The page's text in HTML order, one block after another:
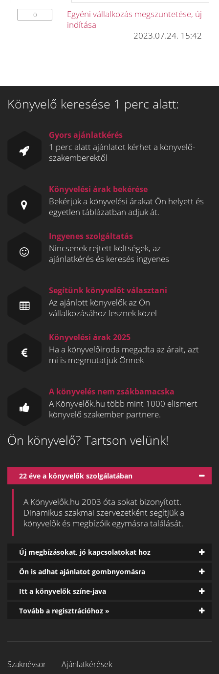
0
Egyéni vállalkozás megszüntetése, új
indítása
2023.07.24. 15:42
Könyvelő keresése 1 perc alatt:
Gyors ajánlatkérés
1 perc alatt ajánlatot kérhet a könyvelő-
szakemberektől
Könyvelési árak bekérése
Bekérjük a könyvelési árakat Ön helyett és
egyetlen táblázatban adjuk át.
Ingyenes szolgáltatás
Nincsenek rejtett költségek, az
ajánlatkérés és keresés ingyenes
Segítünk könyvelőt választani
Az ajánlott könyvelők az Ön
vállalkozásához lesznek közel
Könyvelési árak 2025
Ha a könyvelőiroda megadta az árait, azt
mi is megmutatjuk Önnek
A könyvelés nem zsákbamacska
A Könyvelők.hu több mint 1000 elismert
könyvelő szakember partnere.
Ön könyvelő? Tartson velünk!
22 éve a könyvelők szolgálatában
A Könyvelők.hu 2003 óta sokat bizonyított.
Dinamikus szakmai szervezetként segítjük a
könyvelők és megbízóik egymásra találását.
Új megbízásokat, jó kapcsolatokat hoz
Ön is adhat ajánlatot gombnyomásra
Itt a könyvelők színe-java
Tovább a regisztrációhoz »
Szaknévsor
Ajánlatkérések